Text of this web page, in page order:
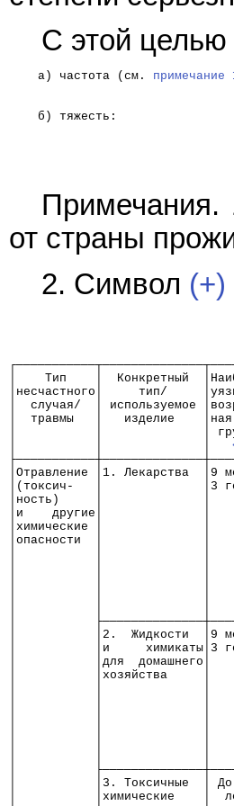
С этой
    а) частота (см.
примечание
б) тяжесть:
Примечания.
от страны
2. Символ (+)
│    Тип    │  Конкретный
│несчастного│     тип/
│  случая/  │
│  травмы   │   изделие
│           │              │
│Отравление │1. Лекарства  │9
│(токсич-   │              │3
│ность)     │              │
│и    другие│              │
│химические │              │
│опасности  │              │
│           │              │
│           │              │
│           │              │
│           │              │
│           │              │
│
│           │2.  Жидкости  │9
│           │и     химикаты│3
│           │для  домашнего│
│           │хозяйства     │
│           │              │        │
│           │              │
│           │              │
│           │              │
│           │              │
│           │              │
│
│           │3. Токсичные  │
│           │химические    │